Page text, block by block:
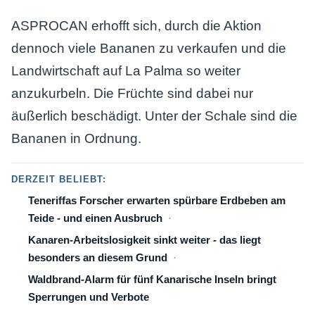
ASPROCAN erhofft sich, durch die Aktion
dennoch viele Bananen zu verkaufen und die
Landwirtschaft auf La Palma so weiter
anzukurbeln. Die Früchte sind dabei nur
äußerlich beschädigt. Unter der Schale sind die
Bananen in Ordnung.
DERZEIT BELIEBT:
Teneriffas Forscher erwarten spürbare Erdbeben am
Teide - und einen Ausbruch
Kanaren-Arbeitslosigkeit sinkt weiter - das liegt
besonders an diesem Grund
Waldbrand-Alarm für fünf Kanarische Inseln bringt
Sperrungen und Verbote